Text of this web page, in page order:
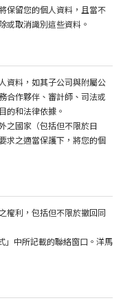
保留您的個人資料，且當不
或取消識別這些資料。
資料，如其子公司與附屬公
合作夥伴、審計師、司法或
的和法律依據。
之國家（包括但不限於日
求之適當保護下，將您的個
權利，包括但不限於撤回同
」中所記載的聯絡窗口。洋馬